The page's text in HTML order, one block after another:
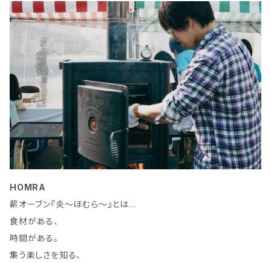
HOMRA
薪オーブン『炎～ほむら～』とは…
食材がある、
時間がある。
集う楽しさを知る、